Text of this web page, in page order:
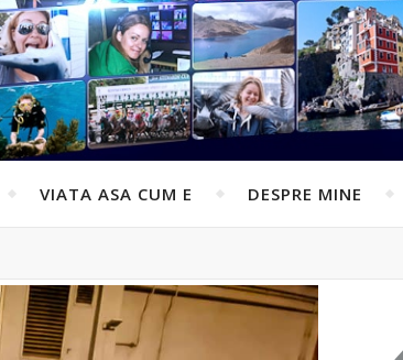
VIATA ASA CUM E DESPRE MINE